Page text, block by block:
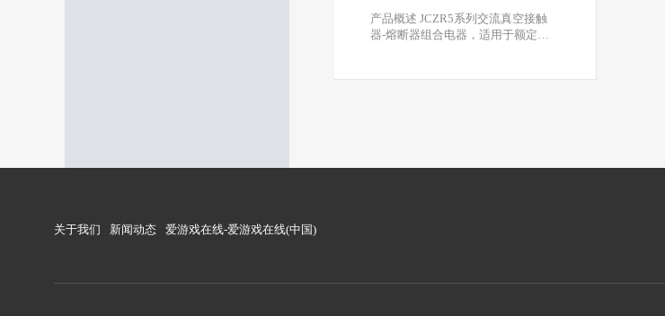
产品概述 JCZR5系列交流真空接触
器-熔断器组合电器，适用于额定电
关于我们 新闻动态 爱游戏在线-爱游戏在线(中国)